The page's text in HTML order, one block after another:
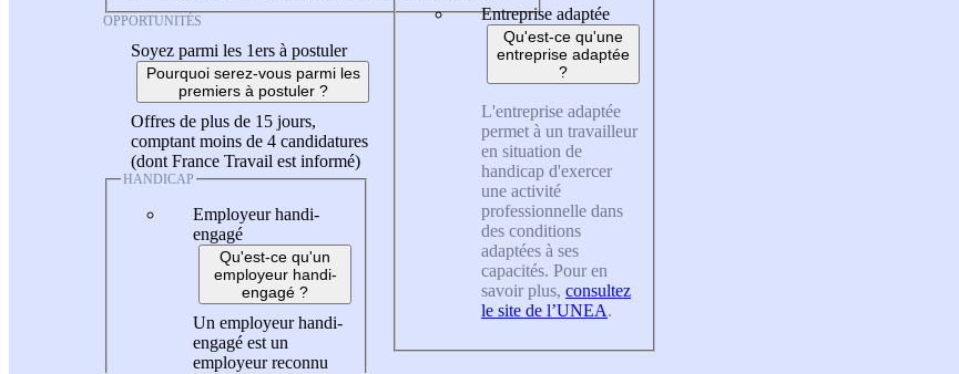
OPPORTUNITÉS
Soyez parmi les 1ers à postuler
Pourquoi serez-vous parmi les
premiers à postuler ?
Offres de plus de 15 jours,
comptant moins de 4 candidatures
(dont France Travail est informé)
HANDICAP
Employeur handi-
engagé
Qu'est-ce qu'un
employeur handi-
engagé ?
Un employeur handi-
engagé est un
employeur reconnu
Entreprise adaptée
Qu'est-ce qu'une
entreprise adaptée
?
L'entreprise adaptée
permet à un travailleur
en situation de
handicap d'exercer
une activité
professionnelle dans
des conditions
adaptées à ses
capacités. Pour en
savoir plus, consultez
le site de l’UNEA.